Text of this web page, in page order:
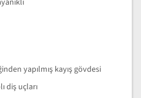
yapılmış kayış gövdesi
diş uçları